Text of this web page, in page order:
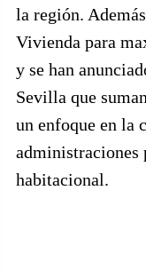
la región.
Vivienda para
y se han
Sevilla que
un enfoque en la
administraciones
habitacional.